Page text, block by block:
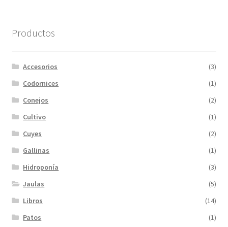
Productos
Accesorios
(3)
Codornices
(1)
Conejos
(2)
Cultivo
(1)
Cuyes
(2)
Gallinas
(1)
Hidroponía
(3)
Jaulas
(5)
Libros
(14)
Patos
(1)